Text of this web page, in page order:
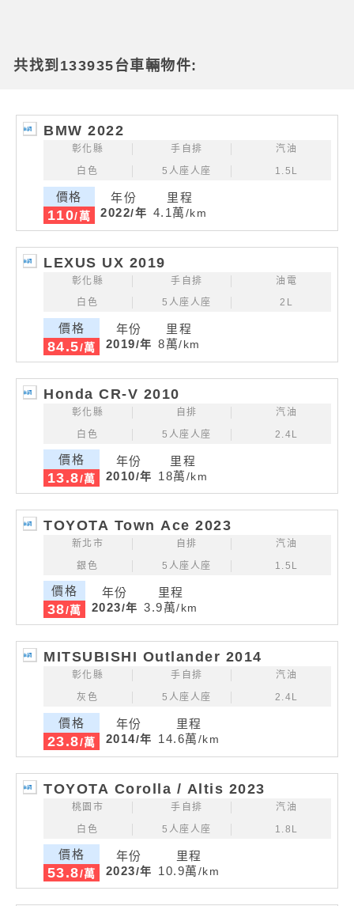
共找到133935台車輛物件:
BMW 2022
彰化縣 手自排
汽油
白色
5人座人座 1.5L
價格
110/萬
年份
2022/年
里程
4.1萬/km
LEXUS UX 2019
彰化縣 手自排
油電
白色
5人座人座 2L
價格
84.5/萬
年份
2019/年
里程
8萬/km
Honda CR-V 2010
彰化縣 自排
汽油
白色
5人座人座 2.4L
價格
13.8/萬
年份
2010/年
里程
18萬/km
TOYOTA Town Ace 2023
新北市 自排
汽油
銀色
5人座人座 1.5L
價格
38/萬
年份
2023/年
里程
3.9萬/km
MITSUBISHI Outlander 2014
彰化縣 手自排
汽油
灰色
5人座人座 2.4L
價格
23.8/萬
年份
2014/年
里程
14.6萬/km
TOYOTA Corolla / Altis 2023
桃園市 手自排
汽油
白色
5人座人座 1.8L
價格
53.8/萬
年份
2023/年
里程
10.9萬/km